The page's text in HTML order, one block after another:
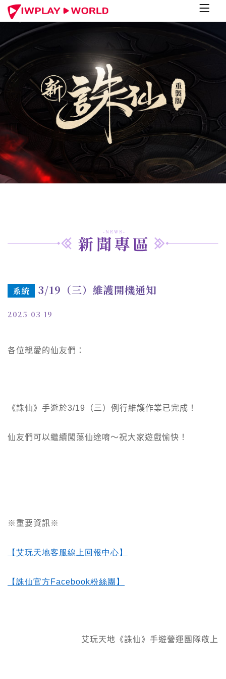
系統 3/19（三）維護開機通知
2025-03-19
各位親愛的仙友們：
《誅仙》手遊於3/19（三）例行維護作業已完成！
仙友們可以繼續闖蕩仙途唷～祝大家遊戲愉快！
※重要資訊※
【艾玩天地客服線上回報中心】
【誅仙官方Facebook粉絲團】
艾玩天地《誅仙》手遊營運團隊敬上